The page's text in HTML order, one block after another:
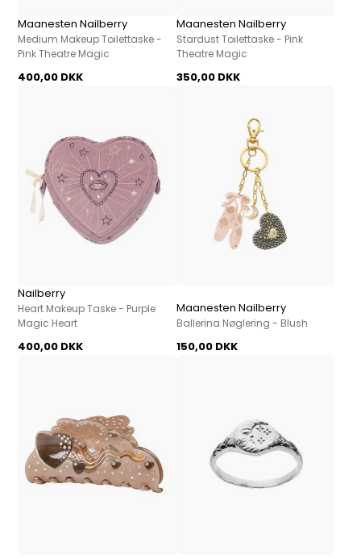
Maanesten Nailberry
Medium Makeup Toilettaske -
Pink Theatre Magic
400,00 DKK
Maanesten Nailberry
Stardust Toilettaske - Pink
Theatre Magic
350,00 DKK
Nailberry
Heart Makeup Taske - Purple
Magic Heart
400,00 DKK
Maanesten Nailberry
Ballerina Nøglering - Blush
150,00 DKK